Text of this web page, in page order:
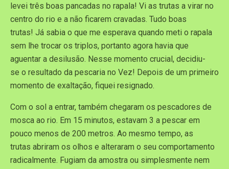
levei três boas pancadas no rapala! Vi as trutas a virar no
centro do rio e a não ficarem cravadas. Tudo boas
trutas! Já sabia o que me esperava quando meti o rapala
sem lhe trocar os triplos, portanto agora havia que
aguentar a desilusão. Nesse momento crucial, decidiu-
se o resultado da pescaria no Vez! Depois de um primeiro
momento de exaltação, fiquei resignado.
Com o sol a entrar, também chegaram os pescadores de
mosca ao rio. Em 15 minutos, estavam 3 a pescar em
pouco menos de 200 metros. Ao mesmo tempo, as
trutas abriram os olhos e alteraram o seu comportamento
radicalmente. Fugiam da amostra ou simplesmente nem